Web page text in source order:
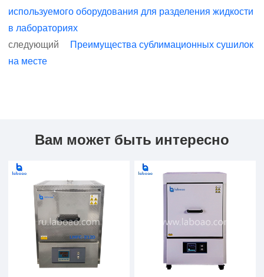
используемого оборудования для разделения жидкости
в лабораториях
следующий
Преимущества сублимационных сушилок
на месте
Вам может быть интересно